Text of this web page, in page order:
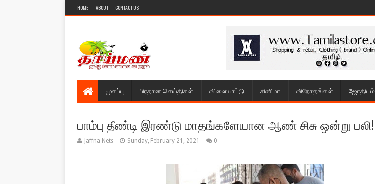
HOME ABOUT CONTACT US
முகப்பு பிரதான செய்திகள் விளையாட்டு சினிமா விநோதங்கள் ஜோதிடம்
பாம்பு தீண்டி இரண்டு மாதங்களேயான ஆண் சிசு ஒன்று பலி!
Jaffna Nets Sunday, February 21, 2021 0